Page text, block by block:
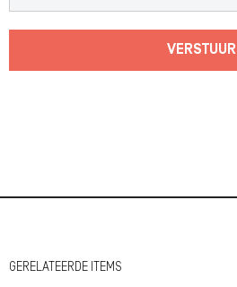
VERSTUUR
GERELATEERDE ITEMS